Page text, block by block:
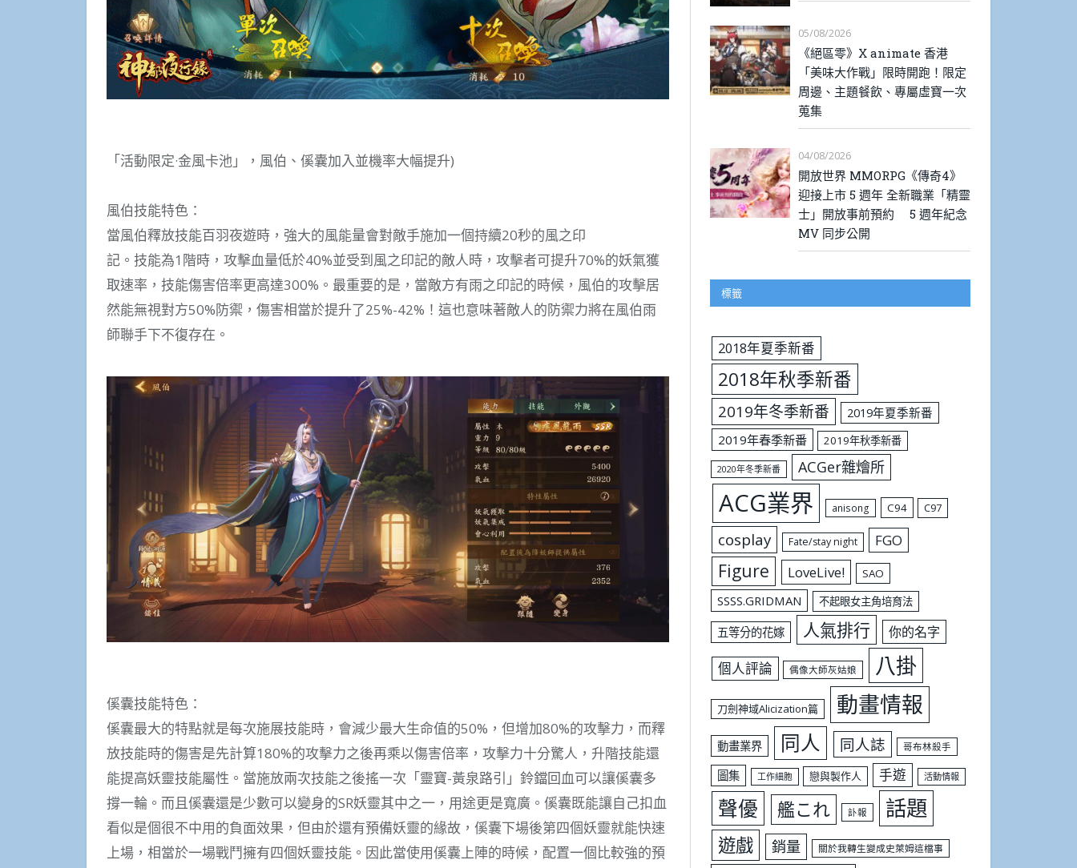
「活動限定·金風卡池」，風伯、傒囊加入並機率大幅提升)
風伯技能特色：
當風伯釋放技能百羽夜遊時，強大的風能量會對敵手施加一個持續20秒的風之印
記。技能為1階時，攻擊血量低於40%並受到風之印記的敵人時，攻擊者可提升70%的妖氣獲
取速率，技能傷害倍率更高達300%。最重要的是，當敵方有雨之印記的時候，風伯的攻擊居
然能無視對方50%防禦，傷害相當於提升了25%-42%！這也意味著敵人的防禦力將在風伯雨
師聯手下不復存在。
傒囊技能特色：
傒囊最大的特點就是每次施展技能時，會減少最大生命值的50%，但增加80%的攻擊力，而釋
放技能時的傷害是先計算180%的攻擊力之後再乘以傷害倍率，攻擊力十分驚人，升階技能還
能提高妖靈技能屬性。當施放兩次技能之後搖一次「靈寶-黃泉路引」鈴鐺回血可以讓傒囊多
撐一輪。而且傒囊還是少數可以變身的SR妖靈其中之一，用途更是寬廣。傒囊既能讓自己扣血
看似是個很不中用的負面效果，但由於還有預備妖靈的緣故，傒囊下場後第四個妖靈就能快速
上場，相當於一場戰鬥擁有四個妖靈技能。因此當使用傒囊上陣的時候，配置一個比較強的預
05/08/2026
《絕區零》X animate 香港
「美味大作戰」限時開跑！限定
周邊、主題餐飲、專屬虛寶一次
蒐集
04/08/2026
開放世界 MMORPG《傳奇4》
迎接上市 5 週年 全新職業「精靈
士」開放事前預約 5 週年紀念
MV 同步公開
標籤
2018年夏季新番
2018年秋季新番
2019年冬季新番
2019年夏季新番
2019年春季新番
2019年秋季新番
2020年冬季新番 ACGer雜燴所
ACG業界 anisong C94 C97
cosplay Fate/stay night FGO
Figure LoveLive! SAO
SSSS.GRIDMAN 不起眼女主角培育法
五等分的花嫁 人氣排行 你的名字
個人評論 偶像大師灰姑娘 八掛
刀劍神域Alicization篇 動畫情報
動畫業界 同人 同人誌 哥布林殺手
圖集 工作細胞 戀與製作人 手遊 活動情報
聲優 艦これ 訃報 話題
遊戲 銷量 關於我轉生變成史萊姆這檔事